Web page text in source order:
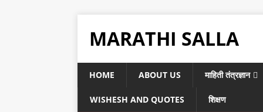
MARATHI SALLA
HOME ABOUT US माहिती तंत्रज्ञान
WISHESH AND QUOTES शिक्षण